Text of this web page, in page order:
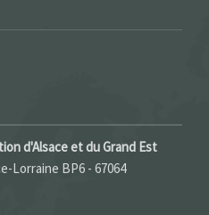
d'Alsace et du Grand Est
Lorraine BP6 - 67064